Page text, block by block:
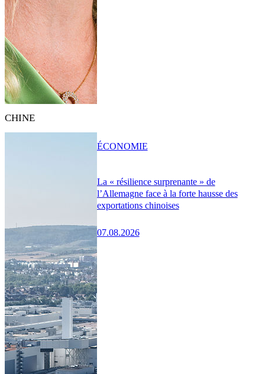
CHINE
La « résilience surprenante » de
l’Allemagne face à la forte hausse des
exportations chinoises
07.08.2026
ÉCONOMIE